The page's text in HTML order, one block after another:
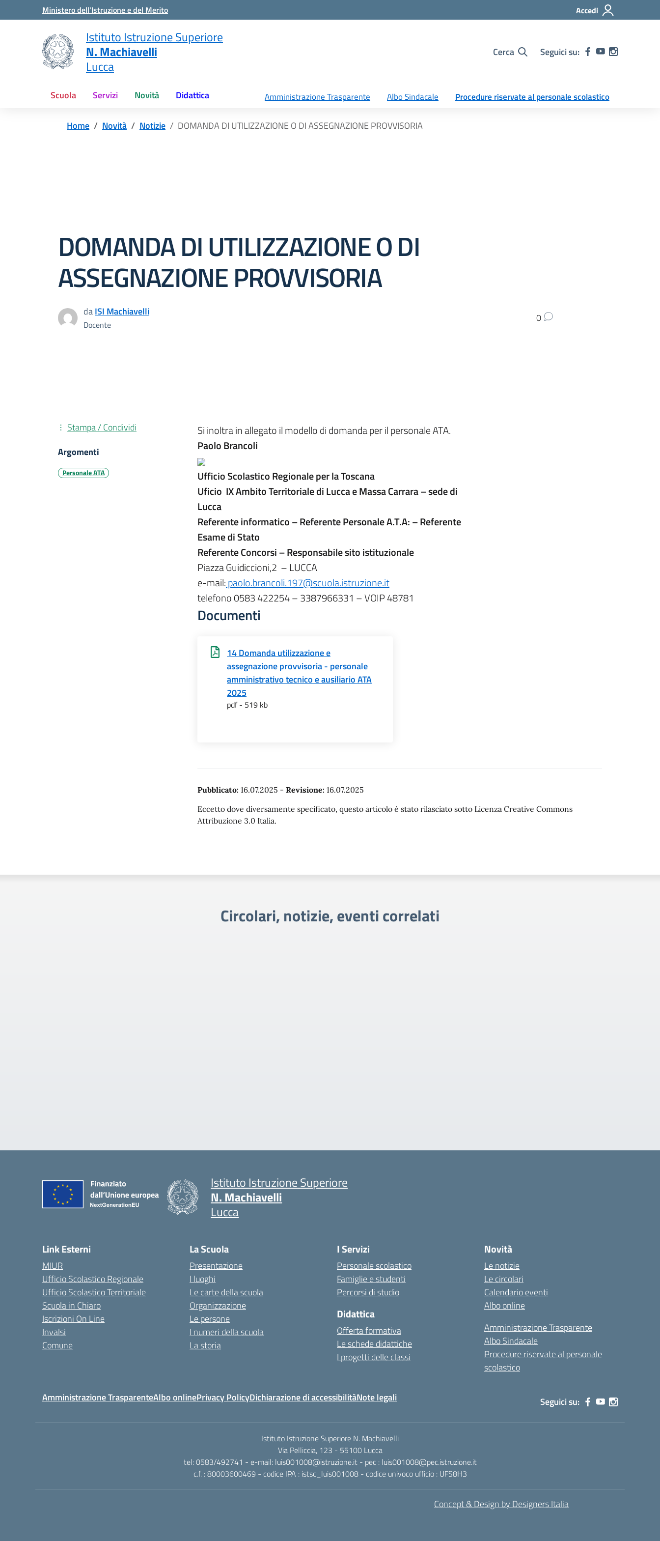
Vai ai contenuti
Vai al menu di navigazione
Ministero dell'Istruzione e del Merito Accedi
Istituto Istruzione Superiore
N. Machiavelli
Lucca
Cerca Seguici su:
Scuola Servizi Novità Didattica Amministrazione Trasparente Albo Sindacale Procedure riservate al personale scolastico
Home Novità Notizie DOMANDA DI UTILIZZAZIONE O DI ASSEGNAZIONE PROVVISORIA
DOMANDA DI UTILIZZAZIONE O DI
ASSEGNAZIONE PROVVISORIA
daISI Machiavelli
Docente
0
Si inoltra in allegato il modello di domanda per il personale ATA.
Paolo Brancoli
Ufficio Scolastico Regionale per la Toscana
Uficio IX Ambito Territoriale di Lucca e Massa Carrara – sede di
Lucca
Referente informatico – Referente Personale A.T.A: – Referente
Esame di Stato
Referente Concorsi – Responsabile sito istituzionale
Piazza Guidiccioni,2 – LUCCA
e-mail:paolo.brancoli.197@scuola.istruzione.it
telefono 0583 422254 – 3387966331 – VOIP 48781
Documenti
14 Domanda utilizzazione e
assegnazione provvisoria - personale
amministrativo tecnico e ausiliario ATA
2025
pdf - 519 kb
Pubblicato: 16.07.2025 - Revisione: 16.07.2025
Eccetto dove diversamente specificato, questo articolo è stato rilasciato sotto Licenza Creative Commons
Attribuzione 3.0 Italia.
Stampa / Condividi
Argomenti
Personale ATA
Circolari, notizie, eventi correlati
Istituto Istruzione Superiore
N. Machiavelli
Lucca
Link Esterni
MIUR
Ufficio Scolastico Regionale
Ufficio Scolastico Territoriale
Scuola in Chiaro
Iscrizioni On Line
Invalsi
Comune
La Scuola
Presentazione
I luoghi
Le carte della scuola
Organizzazione
Le persone
I numeri della scuola
La storia
I Servizi
Personale scolastico
Famiglie e studenti
Percorsi di studio
Didattica
Offerta formativa
Le schede didattiche
I progetti delle classi
Novità
Le notizie
Le circolari
Calendario eventi
Albo online
Amministrazione Trasparente
Albo Sindacale
Procedure riservate al personale
scolastico
Amministrazione TrasparenteAlbo onlinePrivacy PolicyDichiarazione di accessibilitàNote legali Seguici su:
Istituto Istruzione Superiore N. Machiavelli
Via Pelliccia, 123 - 55100 Lucca
tel: 0583/492741 - e-mail: luis001008@istruzione.it - pec : luis001008@pec.istruzione.it
c.f. : 80003600469 - codice IPA : istsc_luis001008 - codice univoco ufficio : UFS8H3
Concept & Design by Designers Italia